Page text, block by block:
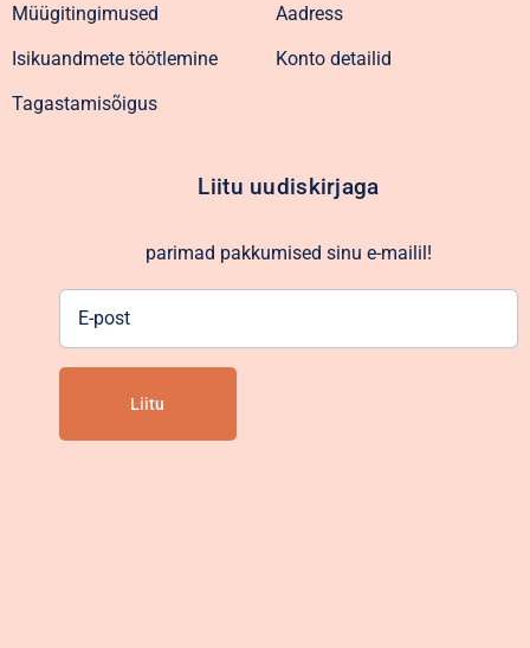
Müügitingimused
Isikuandmete töötlemine
Tagastamisõigus
Aadress
Konto detailid
Liitu uudiskirjaga
parimad pakkumised sinu e-mailil!